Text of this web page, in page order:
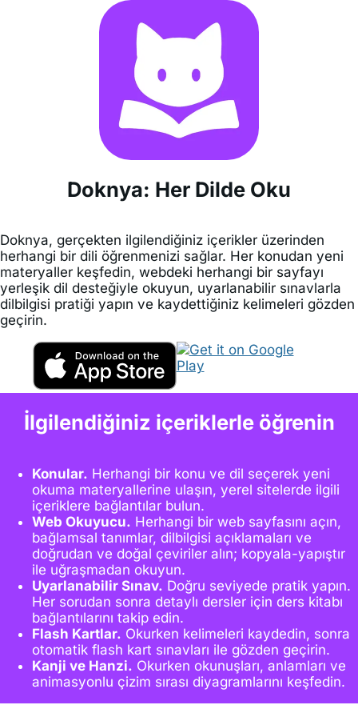
Doknya: Her Dilde Oku
Doknya, gerçekten ilgilendiğiniz içerikler üzerinden
herhangi bir dili öğrenmenizi sağlar. Her konudan yeni
materyaller keşfedin, webdeki herhangi bir sayfayı
yerleşik dil desteğiyle okuyun, uyarlanabilir sınavlarla
dilbilgisi pratiği yapın ve kaydettiğiniz kelimeleri gözden
geçirin.
İlgilendiğiniz içeriklerle öğrenin
Konular. Herhangi bir konu ve dil seçerek yeni
okuma materyallerine ulaşın, yerel sitelerde ilgili
içeriklere bağlantılar bulun.
Web Okuyucu. Herhangi bir web sayfasını açın,
bağlamsal tanımlar, dilbilgisi açıklamaları ve
doğrudan ve doğal çeviriler alın; kopyala-yapıştır
ile uğraşmadan okuyun.
Uyarlanabilir Sınav. Doğru seviyede pratik yapın.
Her sorudan sonra detaylı dersler için ders kitabı
bağlantılarını takip edin.
Flash Kartlar. Okurken kelimeleri kaydedin, sonra
otomatik flash kart sınavları ile gözden geçirin.
Kanji ve Hanzi. Okurken okunuşları, anlamları ve
animasyonlu çizim sırası diyagramlarını keşfedin.